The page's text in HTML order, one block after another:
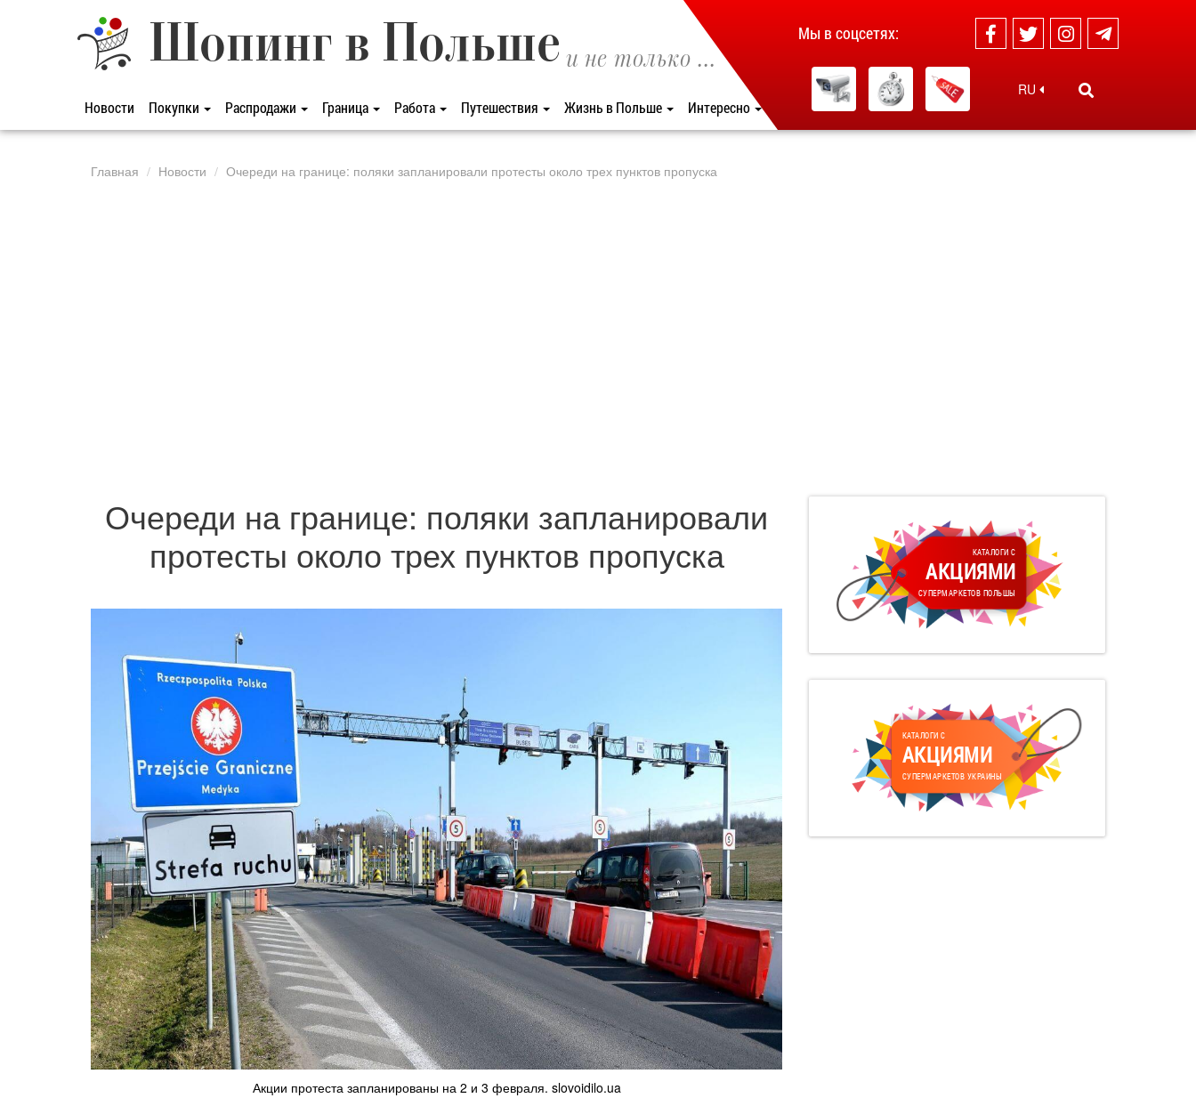
Шопинг в Польше и не только ...
Новости Покупки Распродажи Граница Работа Путешествия Жизнь в Польше Интересно
Мы в соцсетях:
RU
Главная Новости Очереди на границе: поляки запланировали протесты около трех пунктов пропуска
Очереди на границе: поляки запланировали
протесты около трех пунктов пропуска
Акции протеста запланированы на 2 и 3 февраля. slovoidilo.ua
КАТАЛОГИ С
АКЦИЯМИ
СУПЕРМАРКЕТОВ ПОЛЬШЫ
КАТАЛОГИ С
АКЦИЯМИ
СУПЕРМАРКЕТОВ УКРАИНЫ